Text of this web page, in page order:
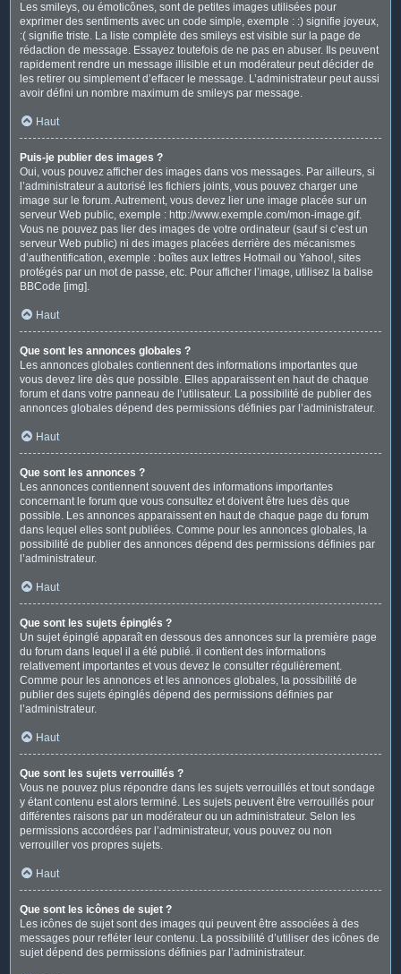
Les smileys, ou émoticônes, sont de petites images utilisées pour
exprimer des sentiments avec un code simple, exemple : :) signifie joyeux,
:( signifie triste. La liste complète des smileys est visible sur la page de
rédaction de message. Essayez toutefois de ne pas en abuser. Ils peuvent
rapidement rendre un message illisible et un modérateur peut décider de
les retirer ou simplement d’effacer le message. L’administrateur peut aussi
avoir défini un nombre maximum de smileys par message.
Haut
Puis-je publier des images ?
Oui, vous pouvez afficher des images dans vos messages. Par ailleurs, si
l’administrateur a autorisé les fichiers joints, vous pouvez charger une
image sur le forum. Autrement, vous devez lier une image placée sur un
serveur Web public, exemple : http://www.exemple.com/mon-image.gif.
Vous ne pouvez pas lier des images de votre ordinateur (sauf si c’est un
serveur Web public) ni des images placées derrière des mécanismes
d’authentification, exemple : boîtes aux lettres Hotmail ou Yahoo!, sites
protégés par un mot de passe, etc. Pour afficher l’image, utilisez la balise
BBCode [img].
Haut
Que sont les annonces globales ?
Les annonces globales contiennent des informations importantes que
vous devez lire dès que possible. Elles apparaissent en haut de chaque
forum et dans votre panneau de l’utilisateur. La possibilité de publier des
annonces globales dépend des permissions définies par l’administrateur.
Haut
Que sont les annonces ?
Les annonces contiennent souvent des informations importantes
concernant le forum que vous consultez et doivent être lues dès que
possible. Les annonces apparaissent en haut de chaque page du forum
dans lequel elles sont publiées. Comme pour les annonces globales, la
possibilité de publier des annonces dépend des permissions définies par
l’administrateur.
Haut
Que sont les sujets épinglés ?
Un sujet épinglé apparaît en dessous des annonces sur la première page
du forum dans lequel il a été publié. il contient des informations
relativement importantes et vous devez le consulter régulièrement.
Comme pour les annonces et les annonces globales, la possibilité de
publier des sujets épinglés dépend des permissions définies par
l’administrateur.
Haut
Que sont les sujets verrouillés ?
Vous ne pouvez plus répondre dans les sujets verrouillés et tout sondage
y étant contenu est alors terminé. Les sujets peuvent être verrouillés pour
différentes raisons par un modérateur ou un administrateur. Selon les
permissions accordées par l’administrateur, vous pouvez ou non
verrouiller vos propres sujets.
Haut
Que sont les icônes de sujet ?
Les icônes de sujet sont des images qui peuvent être associées à des
messages pour refléter leur contenu. La possibilité d’utiliser des icônes de
sujet dépend des permissions définies par l’administrateur.